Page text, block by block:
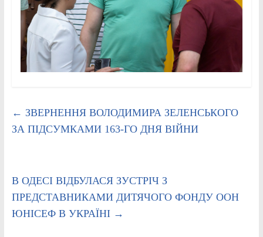
← ЗВЕРНЕННЯ ВОЛОДИМИРА ЗЕЛЕНСЬКОГО
ЗА ПІДСУМКАМИ 163-ГО ДНЯ ВІЙНИ
В ОДЕСІ ВІДБУЛАСЯ ЗУСТРІЧ З
ПРЕДСТАВНИКАМИ ДИТЯЧОГО ФОНДУ ООН
ЮНІСЕФ В УКРАЇНІ →